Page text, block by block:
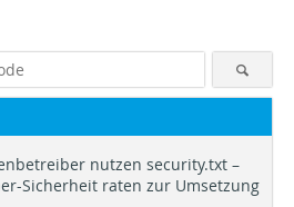
nutzen security.txt –
Sicherheit raten zur Umsetzung